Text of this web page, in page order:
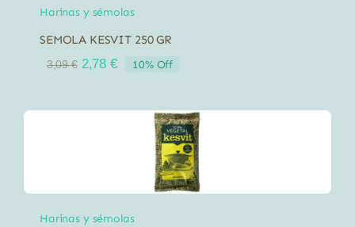
Harinas y sémolas
SEMOLA KESVIT 250 GR
3,09€ El
era:
2,78 €El
es:
2,78 €.
10% Off
Harinas y sémolas